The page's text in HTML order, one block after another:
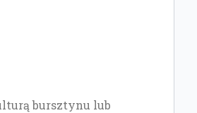
bursztynu lub